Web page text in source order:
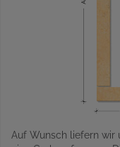
Auf Wunsch liefern wir